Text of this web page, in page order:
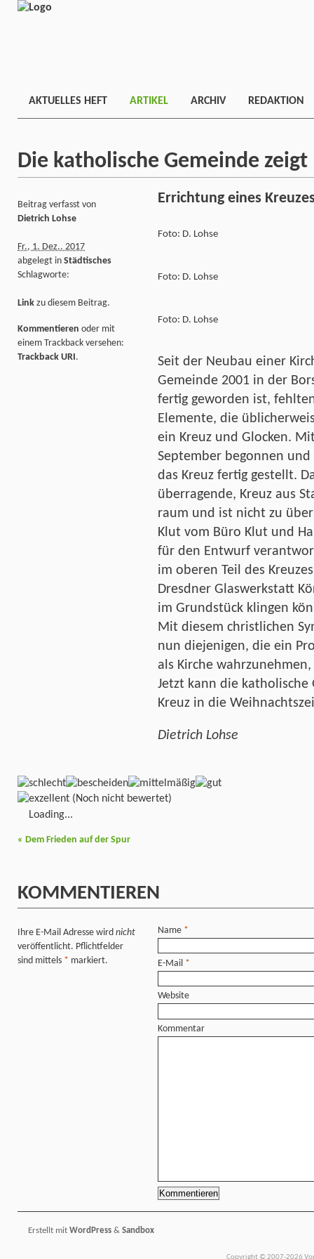
AKTUELLES HEFT ARTIKEL ARCHIV REDAKTION
Die katholische Gemeinde zeigt
Errichtung eines
Foto: D. Lohse
Foto: D. Lohse
Foto: D. Lohse
Seit der Neubau einer
Gemeinde 2001 in der
fertig geworden ist,
Elemente, die
ein Kreuz und Glocken.
September begonnen
das Kreuz fertig gestellt.
überragende, Kreuz aus
raum und ist nicht zu
Klut vom Büro Klut und
für den Entwurf
im oberen Teil des
Dresdner Glaswerkstatt
im Grundstück klingen
Mit diesem christlichen
nun diejenigen, die ein
als Kirche
Jetzt kann die
Kreuz in die
Dietrich Lohse
Beitrag verfasst von
Dietrich Lohse
Fr., 1. Dez.. 2017
abgelegt in Städtisches
Schlagworte:
Link zu diesem Beitrag.
Kommentieren oder mit
einem Trackback versehen:
Trackback URI.
(Noch nicht bewertet)
Loading...
« Dem Frieden auf der Spur
KOMMENTIEREN
Ihre E-Mail Adresse wird nicht
veröffentlicht. Pflichtfelder
sind mittels * markiert.
Name *
E-Mail *
Website
Kommentar
Erstellt mit WordPress & Sandbox
Copyright © 2007-2026